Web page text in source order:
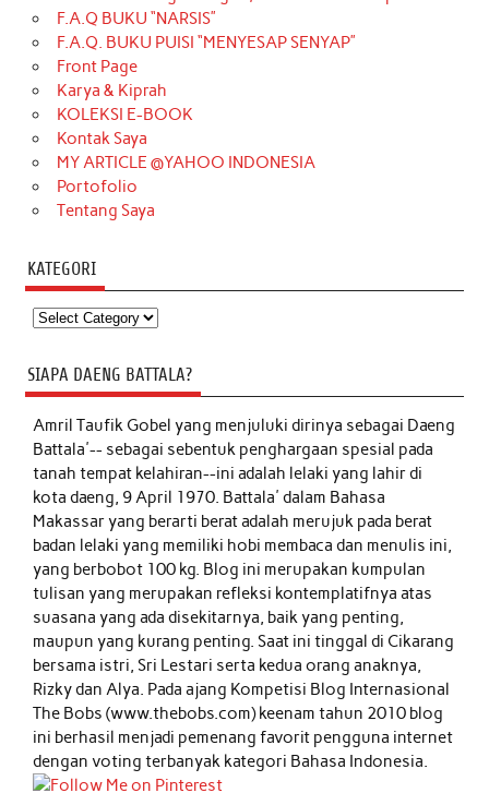
F.A.Q BUKU “NARSIS”
F.A.Q. BUKU PUISI “MENYESAP SENYAP”
Front Page
Karya & Kiprah
KOLEKSI E-BOOK
Kontak Saya
MY ARTICLE @YAHOO INDONESIA
Portofolio
Tentang Saya
KATEGORI
Kategori
SIAPA DAENG BATTALA?
Amril Taufik Gobelyang menjuluki dirinya sebagai Daeng
Battala'-- sebagai sebentuk penghargaan spesial pada
tanah tempat kelahiran--ini adalah lelaki yang lahir di
kota daeng, 9 April 1970. Battala' dalam Bahasa
Makassar yang berarti berat adalah merujuk pada berat
badan lelaki yang memiliki hobi membaca dan menulis ini,
yang berbobot 100 kg. Blog ini merupakan kumpulan
tulisan yang merupakan refleksi kontemplatifnya atas
suasana yang ada disekitarnya, baik yang penting,
maupun yang kurang penting. Saat ini tinggal di Cikarang
bersama istri, Sri Lestari serta kedua orang anaknya,
Rizky dan Alya. Pada ajang Kompetisi Blog Internasional
The Bobs (www.thebobs.com) keenam tahun 2010 blog
ini berhasil menjadi pemenang favorit pengguna internet
dengan voting terbanyak kategori Bahasa Indonesia.